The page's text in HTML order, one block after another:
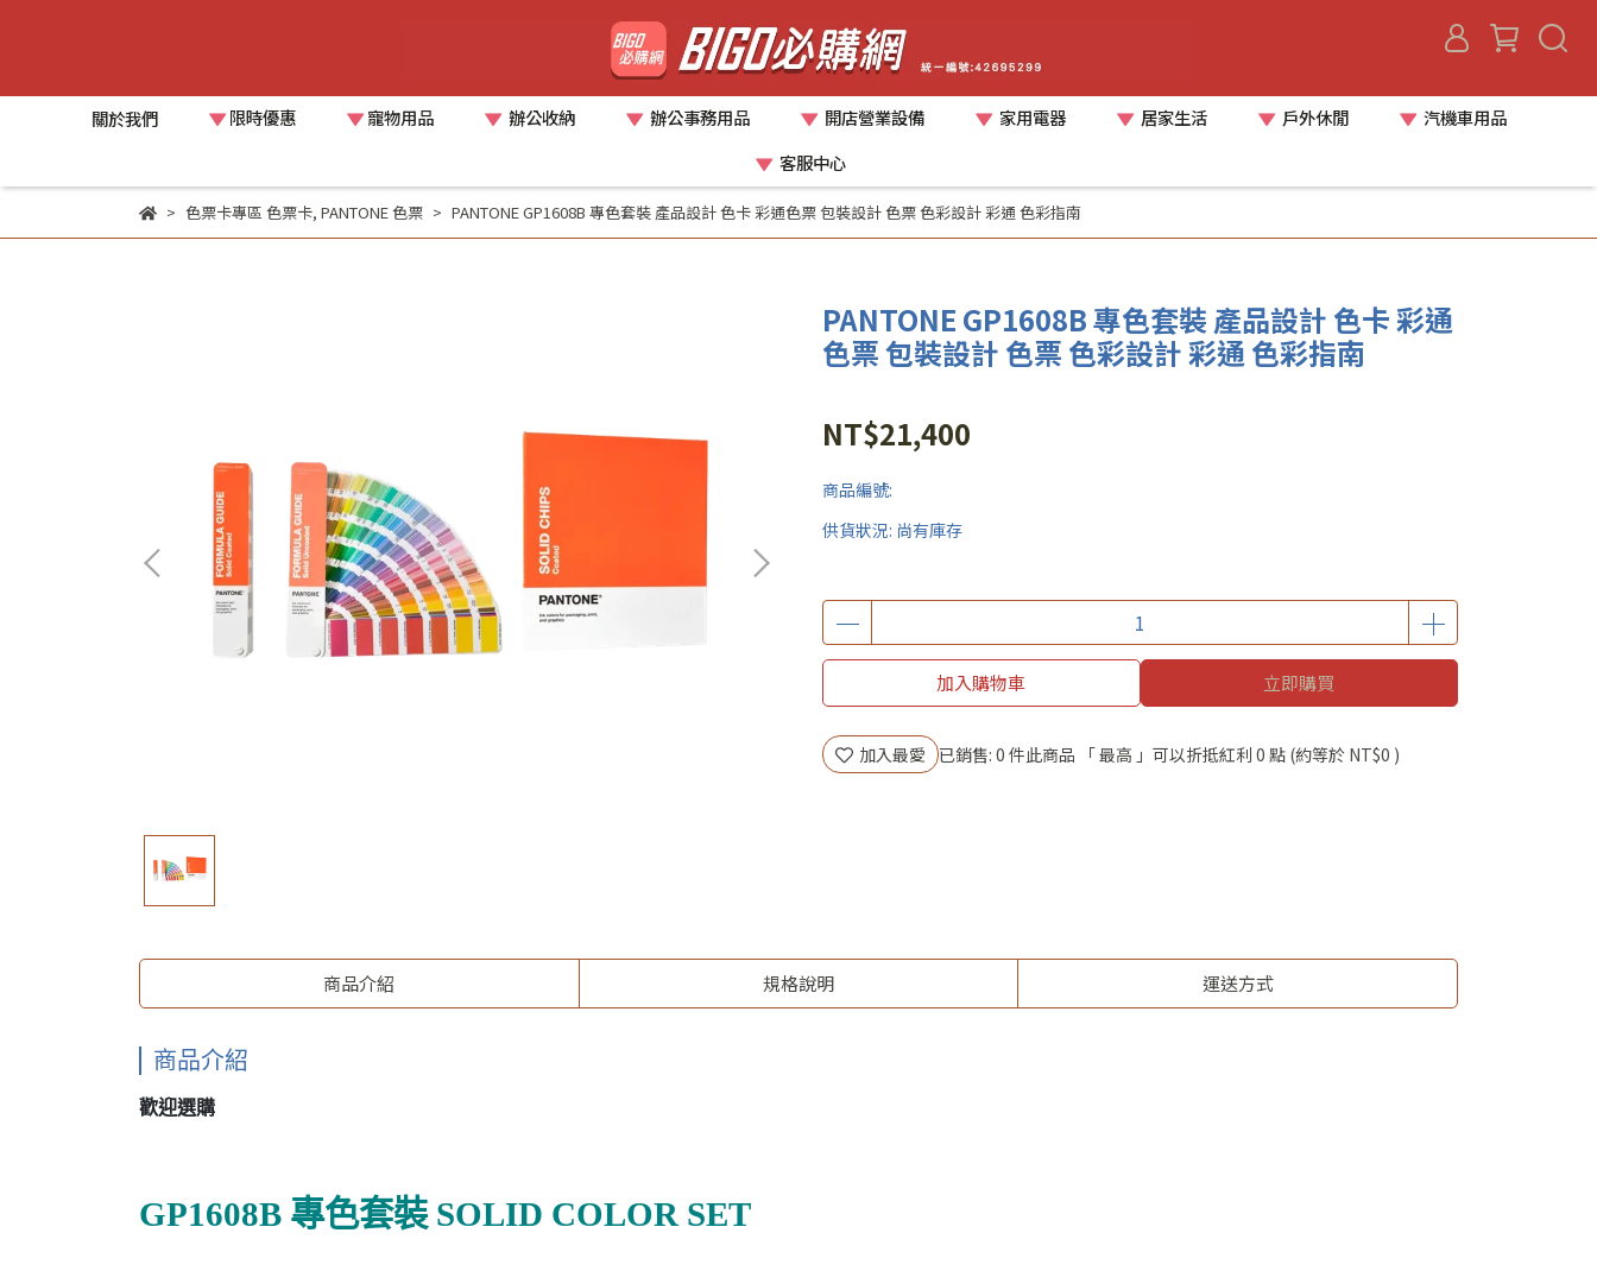
關於我們 限時優惠 寵物用品 辦公收納 辦公事務用品 開店營業設備 家用電器 居家生活 戶外休閒
汽機車用品
客服中心
色票卡專區 色票卡, PANTONE 色票 PANTONE GP1608B 專色套裝 產品設計 色卡 彩通色票 包裝設計 色票 色彩設計 彩通 色彩指南
PANTONE GP1608B 專色套裝 產品設計 色卡 彩通
色票 包裝設計 色票 色彩設計 彩通 色彩指南
NT$21,400
商品編號:
供貨狀況: 尚有庫存
加入購物車 立即購買
加入最愛 已銷售: 0 件此商品 「 最高 」可以折抵紅利 0 點 (約等於 NT$0 )
商品介紹 規格說明 運送方式
商品介紹
歡迎選購
GP1608B 專色套裝 SOLID COLOR SET